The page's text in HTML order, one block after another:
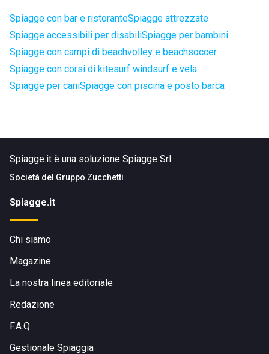
Spiagge con bar e ristoranteSpiagge attrezzate
Spiagge accessibili per disabiliSpiagge per bambini
Spiagge con campi di beachvolley e beachsoccer
Spiagge con corsi di kitesurf windsurf e vela
Spiagge per caniSpiagge con piscina e posto barca
Spiagge.it è una soluzione Spiagge Srl
Società del Gruppo Zucchetti
Spiagge.it
Chi siamo
Magazine
La nostra linea editoriale
Redazione
F.A.Q.
Gestionale Spiaggia